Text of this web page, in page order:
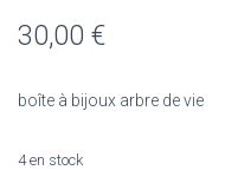
30,00 €
boîte à bijoux arbre de vie
4 en stock